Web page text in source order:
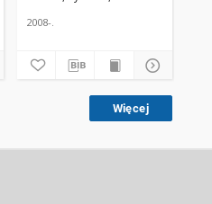
2008-.
Więcej